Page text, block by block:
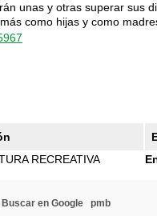
unas y otras superar sus
como hijas y como
RECREATIVA
Buscar en Google pmb